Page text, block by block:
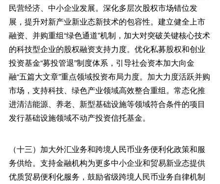
民营经济、中小企业发展。深化多层次股权市场错位发
展，提升对新产业新业态新技术的包容性。建立健全上市
融资、并购重组“绿色通道”机制，加大对突破关键核心技术
的科技型企业的股权融资支持力度。优化私募股权和创业
投资基金“募投管退”制度体系，引导社会资本加大向金
融“五篇大文章”重点领域投资布局力度。加大力度活跃并购
市场，支持科技、绿色产业领域高效整合重组。常态化推
进清洁能源、养老、新型基础设施等领域符合条件的项目
发行基础设施领域不动产投资信托基金。
（十三）加大外汇业务和跨境人民币业务便利化政策和服
务供给。支持金融机构为更多中小企业和贸易新业态提供
优质贸易便利化服务，鼓励省级跨境人民币业务自律机制